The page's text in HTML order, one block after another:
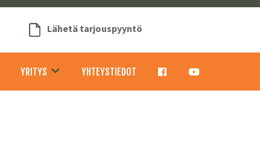
Lähetä tarjouspyyntö
YRITYS YHTEYSTIEDOT